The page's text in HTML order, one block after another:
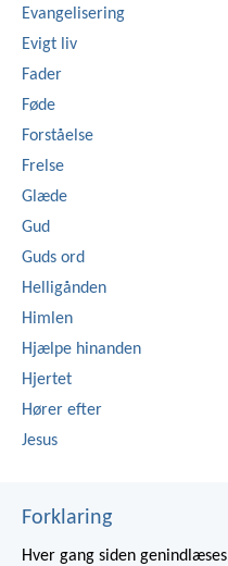
Evangelisering
Evigt liv
Fader
Føde
Forståelse
Frelse
Glæde
Gud
Guds ord
Helligånden
Himlen
Hjælpe hinanden
Hjertet
Hører efter
Jesus
Forklaring
Hver gang siden